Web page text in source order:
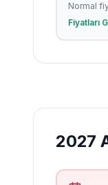
Normal
Fiyatları
2027